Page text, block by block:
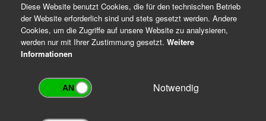
Diese Website benutzt Cookies, die für den technischen Betrieb
der Website erforderlich sind und stets gesetzt werden. Andere
Cookies, um die Zugriffe auf unsere Website zu analysieren,
werden nur mit Ihrer Zustimmung gesetzt. Weitere
Informationen
Notwendig